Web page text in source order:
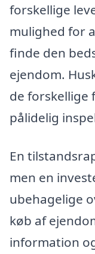
forskellige
mulighed for
finde den
ejendom.
de forskellige
pålidelig
En
men en
ubehagelige
køb af
information